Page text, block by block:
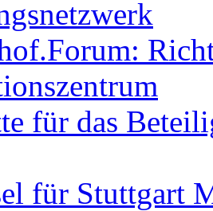
für das
für Stuttgart